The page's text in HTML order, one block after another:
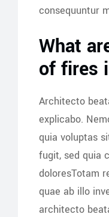
consequuntur
What
of fires
Architecto
explicabo.
quia voluptas
fugit, sed quia
doloresTotam
quae ab illo
architecto